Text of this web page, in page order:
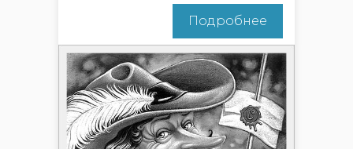
Подробнее